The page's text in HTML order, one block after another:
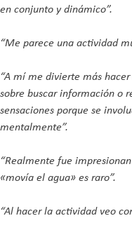
en conjunto y dinámico”.
“Me parece una actividad
“A mí me divierte más
sobre buscar información o
sensaciones porque se
mentalmente”.
“Realmente fue
«movía el agua» es raro”.
“Al hacer la actividad veo